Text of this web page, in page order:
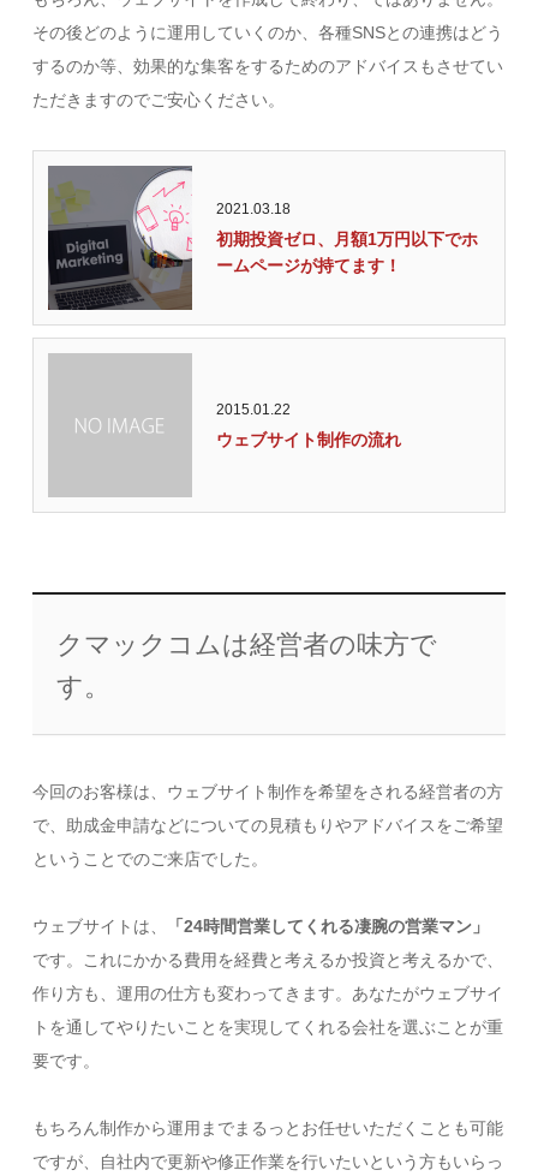
その後どのように運用していくのか、各種SNSとの連携はどう
するのか等、効果的な集客をするためのアドバイスもさせてい
ただきますのでご安心ください。
2021.03.18
初期投資ゼロ、月額1万円以下でホ
ームページが持てます！
2015.01.22
ウェブサイト制作の流れ
クマックコムは経営者の味方で
す。
今回のお客様は、ウェブサイト制作を希望をされる経営者の方
で、助成金申請などについての見積もりやアドバイスをご希望
ということでのご来店でした。
ウェブサイトは、
「24時間営業してくれる凄腕の営業マン」
です。これにかかる費用を経費と考えるか投資と考えるかで、
作り方も、運用の仕方も変わってきます。あなたがウェブサイ
トを通してやりたいことを実現してくれる会社を選ぶことが重
要です。
もちろん制作から運用までまるっとお任せいただくことも可能
ですが、自社内で更新や修正作業を行いたいという方もいらっ